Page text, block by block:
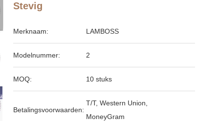
Stevig
Merknaam: LAMBOSS
Modelnummer: 2
MOQ: 10 stuks
Betalingsvoorwaarden:
T/T, Western Union,
MoneyGram